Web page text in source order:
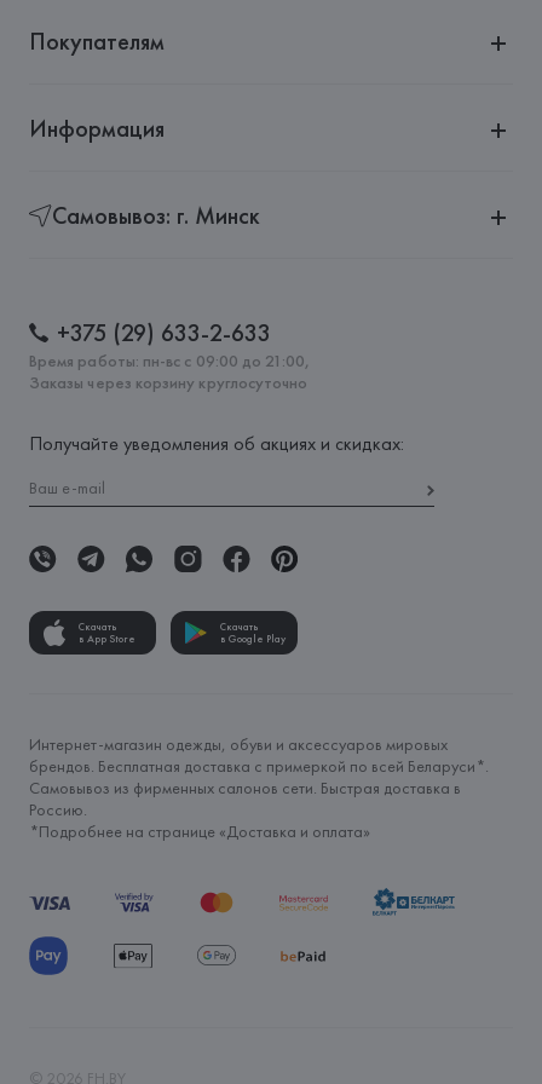
Покупателям
Информация
Самовывоз: г. Минск
+375 (29) 633-2-633
Время работы: пн-вс с 09:00 до 21:00,
Заказы через корзину круглосуточно
Получайте уведомления об акциях и скидках:
Скачать
в App Store
Скачать
в Google Play
Интернет-магазин одежды, обуви и аксессуаров мировых
брендов. Бесплатная доставка с примеркой по всей Беларуси*.
Самовывоз из фирменных салонов сети. Быстрая доставка в
Россию.
*Подробнее на странице «Доставка и оплата»
© 2026 FH.BY